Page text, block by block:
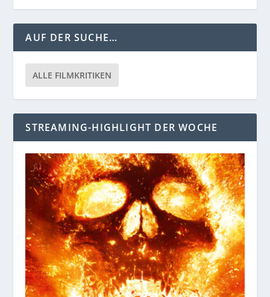
AUF DER SUCHE…
ALLE FILMKRITIKEN
STREAMING-HIGHLIGHT DER WOCHE